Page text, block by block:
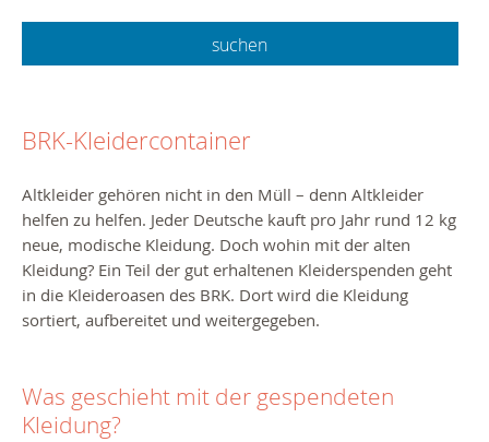
BRK-Kleidercontainer
Altkleider gehören nicht in den Müll – denn Altkleider
helfen zu helfen. Jeder Deutsche kauft pro Jahr rund 12 kg
neue, modische Kleidung. Doch wohin mit der alten
Kleidung? Ein Teil der gut erhaltenen Kleiderspenden geht
in die Kleideroasen des BRK. Dort wird die Kleidung
sortiert, aufbereitet und weitergegeben.
Was geschieht mit der gespendeten
Kleidung?